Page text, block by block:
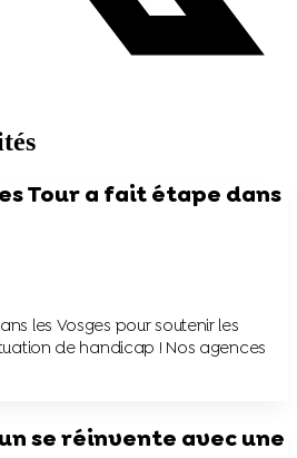
Tour a fait étape dans
les Vosges pour soutenir les
de handicap ! Nos agences
se réinvente avec une